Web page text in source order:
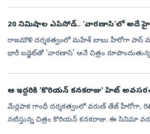
20 నిమిషాల ఎపిసోడ్‌.. ‘వారణాసి’లో అదే
రాజమౌళి దర్శకత్వంలో మహేశ్‌ బాబు హీరోగా పాన్‌
భారీ బడ్జెట్‌తో ‘వారణాసి’ అనే చిత్రం
ఆ ఇద్దరికి 'కొరియన్ కనకరాజు' హిట్‌
మేర్లపాక గాంధీ దర్శకత్వంలో వరుణ్ తేజ్ హీరోగా,
నటిస్తున్న చిత్రం కొరియన్ కనకరాజు. ఈ సినిమా